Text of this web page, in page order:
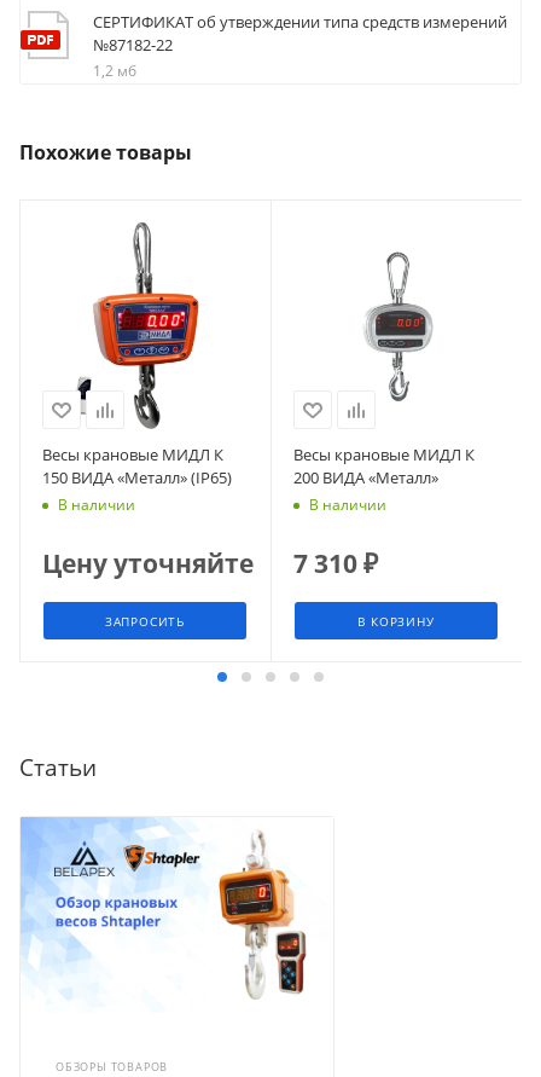
СЕРТИФИКАТ об утверждении типа средств измерений
№87182-22
1,2 мб
Похожие товары
Весы крановые МИДЛ К
150 ВИДА «Металл» (IP65)
В наличии
Цену уточняйте
ЗАПРОСИТЬ
Весы крановые МИДЛ К
200 ВИДА «Металл»
В наличии
7 310₽
В КОРЗИНУ
Статьи
ОБЗОРЫ ТОВАРОВ